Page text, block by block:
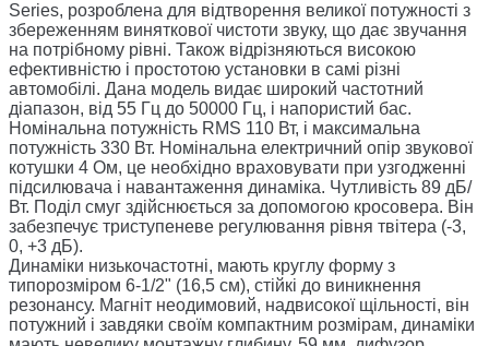
Series, розроблена для відтворення великої потужності з
збереженням виняткової чистоти звуку, що дає звучання
на потрібному рівні. Також відрізняються високою
ефективністю і простотою установки в самі різні
автомобілі. Дана модель видає широкий частотний
діапазон, від 55 Гц до 50000 Гц, і напористий бас.
Номінальна потужність RMS 110 Вт, і максимальна
потужність 330 Вт. Номінальна електричний опір звукової
котушки 4 Ом, це необхідно враховувати при узгодженні
підсилювача і навантаження динаміка. Чутливість 89 дБ/
Вт. Поділ смуг здійснюється за допомогою кросовера. Він
забезпечує триступеневе регулювання рівня твітера (-3,
0, +3 дБ).
Динаміки низькочастотні, мають круглу форму з
типорозміром 6-1/2" (16,5 см), стійкі до виникнення
резонансу. Магніт неодимовий, надвисокої щільності, він
потужний і завдяки своїм компактним розмірам, динаміки